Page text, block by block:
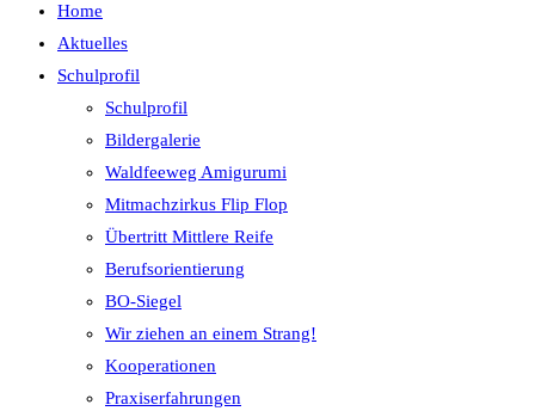
Home
Aktuelles
Schulprofil
Schulprofil
Bildergalerie
Waldfeeweg Amigurumi
Mitmachzirkus Flip Flop
Übertritt Mittlere Reife
Berufsorientierung
BO-Siegel
Wir ziehen an einem Strang!
Kooperationen
Praxiserfahrungen